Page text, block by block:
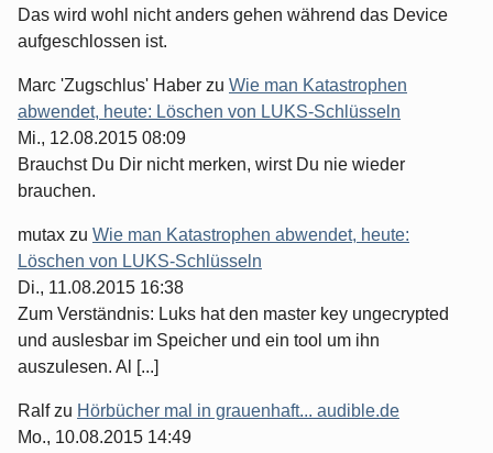
Das wird wohl nicht anders gehen während das Device
aufgeschlossen ist.
Marc 'Zugschlus' Haber zu Wie man Katastrophen
abwendet, heute: Löschen von LUKS-Schlüsseln
Mi., 12.08.2015 08:09
Brauchst Du Dir nicht merken, wirst Du nie wieder
brauchen.
mutax zu Wie man Katastrophen abwendet, heute:
Löschen von LUKS-Schlüsseln
Di., 11.08.2015 16:38
Zum Verständnis: Luks hat den master key ungecrypted
und auslesbar im Speicher und ein tool um ihn
auszulesen. Al [...]
Ralfzu Hörbücher mal in grauenhaft... audible.de
Mo., 10.08.2015 14:49